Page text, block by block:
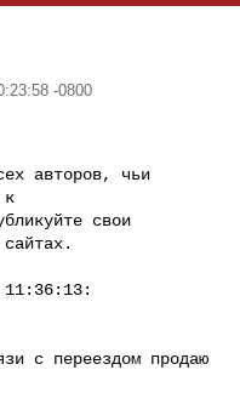
-0800
авторов, чьи
к
свои
с переездом продаю